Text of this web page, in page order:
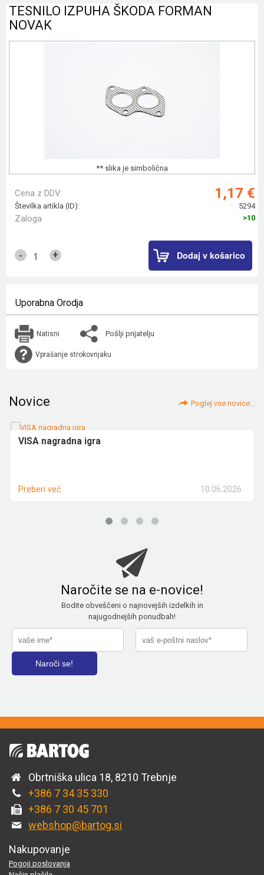
TESNILO IZPUHA ŠKODA FORMAN
NOVAK
** slika je simbolična
Cena z DDV: 1,17 €
Številka artikla (ID): 5294
Zaloga >10
- + Dodaj v košarico
Uporabna Orodja
Natisni Pošlji prijatelju
Vprašanje strokovnjaku
Novice Poglej vse novice...
VISA nagradna igra
10.06.2026
Preberi več
Naročite se na e-novice!
Bodite obveščeni o najnovejših izdelkih in
najugodnejših ponudbah!
Obrtniška ulica 18, 8210 Trebnje
+386 7 34 35 330
+386 7 30 45 701
webshop@bartog.si
Nakupovanje
Pogoji poslovanja